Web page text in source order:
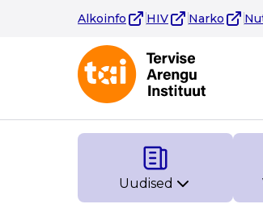
Alkoinfo HIV Narko
Uudised